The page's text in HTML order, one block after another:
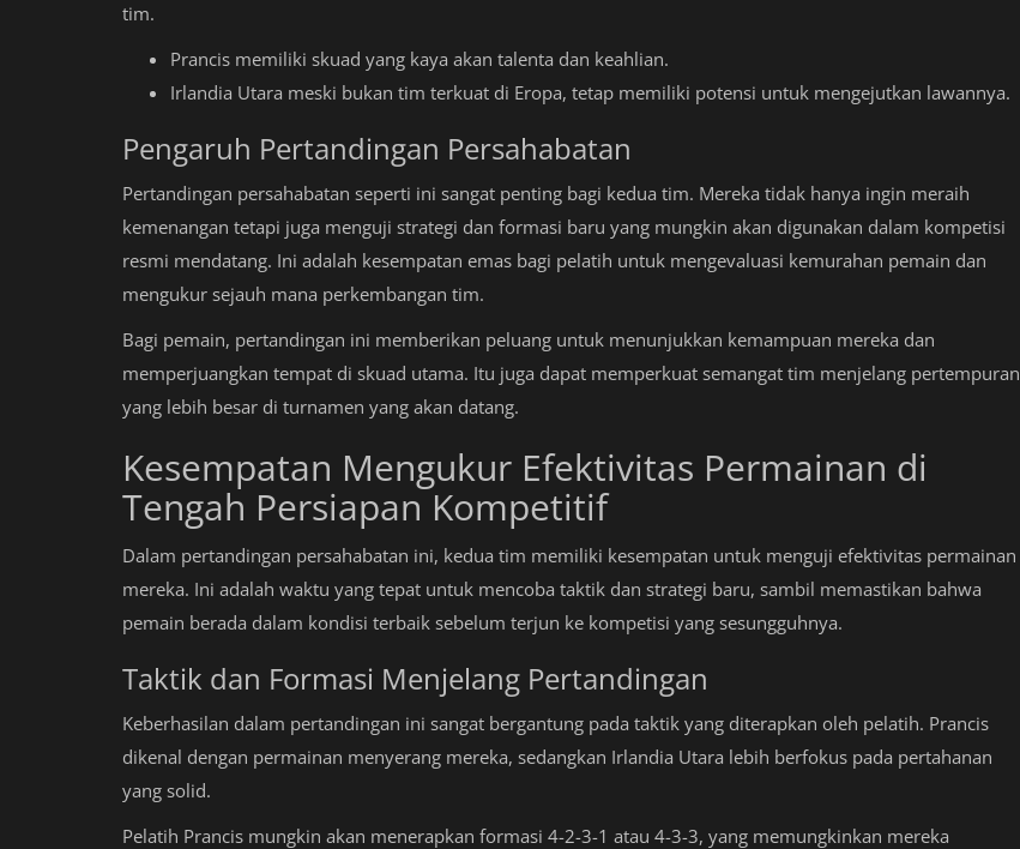
tim.
Prancis memiliki skuad yang kaya akan talenta dan keahlian.
Irlandia Utara meski bukan tim terkuat di Eropa, tetap memiliki potensi untuk mengejutkan lawannya.
Pengaruh Pertandingan Persahabatan
Pertandingan persahabatan seperti ini sangat penting bagi kedua tim. Mereka tidak hanya ingin meraih
kemenangan tetapi juga menguji strategi dan formasi baru yang mungkin akan digunakan dalam kompetisi
resmi mendatang. Ini adalah kesempatan emas bagi pelatih untuk mengevaluasi kemurahan pemain dan
mengukur sejauh mana perkembangan tim.
Bagi pemain, pertandingan ini memberikan peluang untuk menunjukkan kemampuan mereka dan
memperjuangkan tempat di skuad utama. Itu juga dapat memperkuat semangat tim menjelang pertempuran
yang lebih besar di turnamen yang akan datang.
Kesempatan Mengukur Efektivitas Permainan di
Tengah Persiapan Kompetitif
Dalam pertandingan persahabatan ini, kedua tim memiliki kesempatan untuk menguji efektivitas permainan
mereka. Ini adalah waktu yang tepat untuk mencoba taktik dan strategi baru, sambil memastikan bahwa
pemain berada dalam kondisi terbaik sebelum terjun ke kompetisi yang sesungguhnya.
Taktik dan Formasi Menjelang Pertandingan
Keberhasilan dalam pertandingan ini sangat bergantung pada taktik yang diterapkan oleh pelatih. Prancis
dikenal dengan permainan menyerang mereka, sedangkan Irlandia Utara lebih berfokus pada pertahanan
yang solid.
Pelatih Prancis mungkin akan menerapkan formasi 4-2-3-1 atau 4-3-3, yang memungkinkan mereka